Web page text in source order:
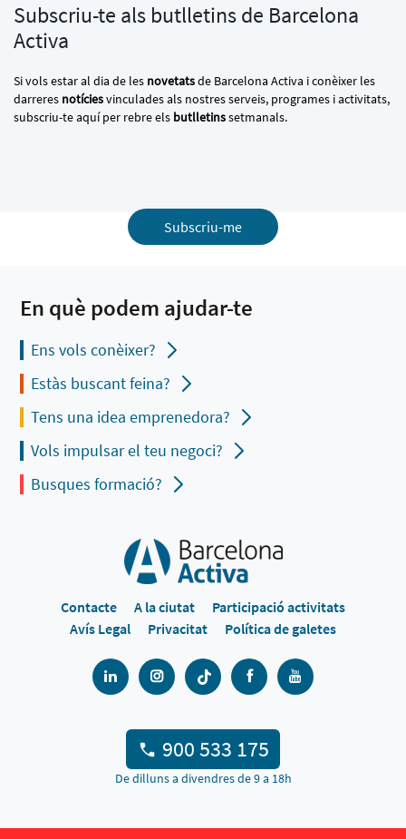
Subscriu-te als butlletins de Barcelona
Activa
Si vols estar al dia de les novetatsde Barcelona Activa i conèixer les
darreres notíciesvinculades als nostres serveis, programes i activitats,
subscriu-te aquí per rebre els butlletinssetmanals.
Subscriu-me
En què podem ajudar-te
Ens vols conèixer?
Estàs buscant feina?
Tens una idea emprenedora?
Vols impulsar el teu negoci?
Busques formació?
Contacte A la ciutat
Participació activitats
Avís Legal
Privacitat Política de galetes
900 533 175
De dilluns a divendres de 9 a 18h